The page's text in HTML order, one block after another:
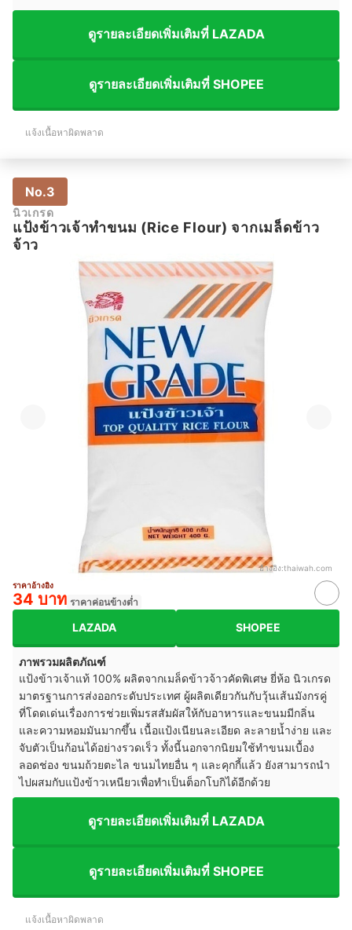
ดูรายละเอียดเพิ่มเติมที่ LAZADA
ดูรายละเอียดเพิ่มเติมที่ SHOPEE
แจ้งเนื้อหาผิดพลาด
No.3
นิวเกรด
แป้งข้าวเจ้าทำขนม (Rice Flour) จากเมล็ดข้าว
จ้าว
อ้างอิง:thaiwah.com
ราคาอ้างอิง
34 บาท ราคาค่อนข้างต่ำ
LAZADA SHOPEE
ภาพรวมผลิตภัณฑ์
แป้งข้าวเจ้าแท้ 100% ผลิตจากเมล็ดข้าวจ้าวคัดพิเศษ ยี่ห้อ นิวเกรด
มาตรฐานการส่งออกระดับประเทศ ผู้ผลิตเดียวกันกับวุ้นเส้นมังกรคู่
ที่โดดเด่นเรื่องการช่วยเพิ่มรสสัมผัสให้กับอาหารและขนมมีกลิ่น
และความหอมมันมากขึ้น เนื้อแป้งเนียนละเอียด ละลายน้ำง่าย และ
จับตัวเป็นก้อนได้อย่างรวดเร็ว ทั้งนี้นอกจากนิยมใช้ทำขนมเบื้อง
ลอดช่อง ขนมถ้วยตะไล ขนมไทยอื่น ๆ และคุกกี้แล้ว ยังสามารถนำ
ไปผสมกับแป้งข้าวเหนียวเพื่อทำเป็นต็อกโบกิได้อีกด้วย
ดูรายละเอียดเพิ่มเติมที่ LAZADA
ดูรายละเอียดเพิ่มเติมที่ SHOPEE
แจ้งเนื้อหาผิดพลาด